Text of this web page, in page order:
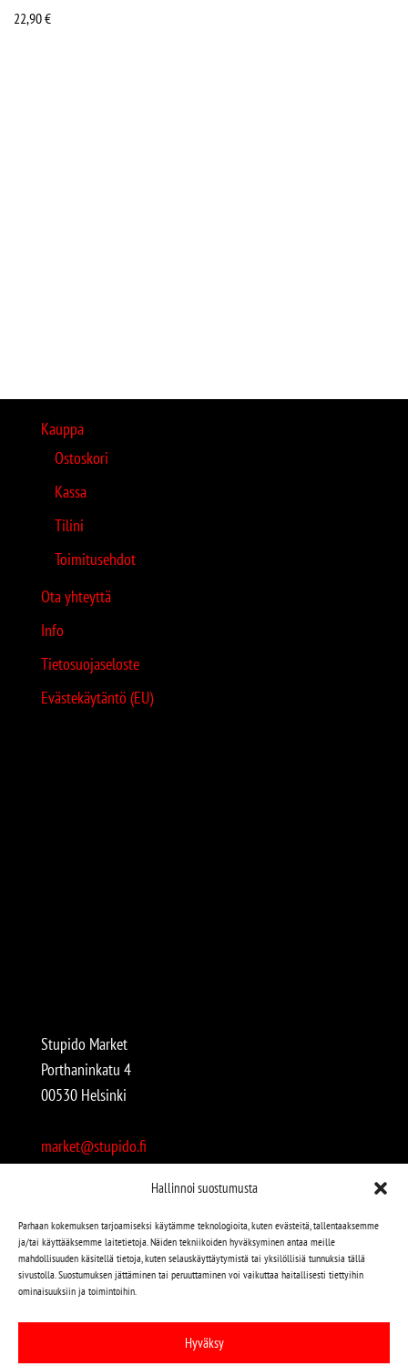
Hallinnoi suostumusta
Parhaan kokemuksen tarjoamiseksi käytämme teknologioita, kuten evästeitä, tallentaaksemme
ja/tai käyttääksemme laitetietoja. Näiden tekniikoiden hyväksyminen antaa meille
mahdollisuuden käsitellä tietoja, kuten selauskäyttäytymistä tai yksilöllisiä tunnuksia tällä
sivustolla. Suostumuksen jättäminen tai peruuttaminen voi vaikuttaa haitallisesti tiettyihin
ominaisuuksiin ja toimintoihin.
Hyväksy
22,90€
Kauppa
Ostoskori
Kassa
Tilini
Toimitusehdot
Ota yhteyttä
Info
Tietosuojaseloste
Evästekäytäntö (EU)
Stupido Market
Porthaninkatu 4
00530 Helsinki
market@stupido.fi
Avoinna:
arkisin 12-18
lauantaisin 12-17
Stupido löytyy myös kivijalasta!
Stupido Marketista löydät niin uudet kuin käytetytkin